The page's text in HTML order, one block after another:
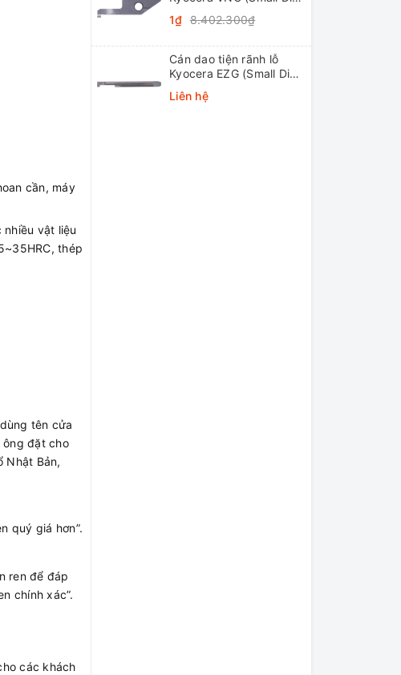
cần, máy
vật liệu
thép
tên cửa
ông đặt cho
Nhật Bản,
quý giá hơn”.
ren để đáp
chính xác”.
các khách
System Tip-Bars)
1₫ 8.402.300₫
Cán dao tiện rãnh lỗ
Kyocera EZG (Small Dia.
Bars)
Liên hệ